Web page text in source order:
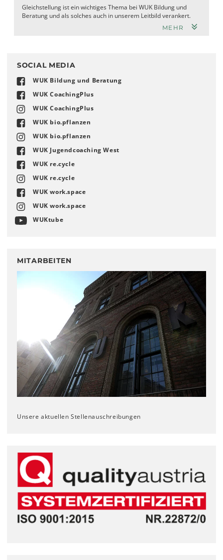
Gleichstellung ist ein wichtiges Thema bei WUK Bildung und
Beratung und als solches auch in unserem Leitbild verankert.
MEHR
SOCIAL MEDIA
WUK Bildung und Beratung
WUK CoachingPlus
WUK CoachingPlus
WUK bio.pflanzen
WUK bio.pflanzen
WUK Jugendcoaching West
WUK re.cycle
WUK re.cycle
WUK work.space
WUK work.space
WUKtube
MITARBEITEN
Unsere aktuellen Stellenauschreibungen